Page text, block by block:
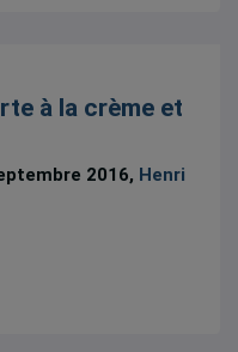
à la crème et
2016, Henri